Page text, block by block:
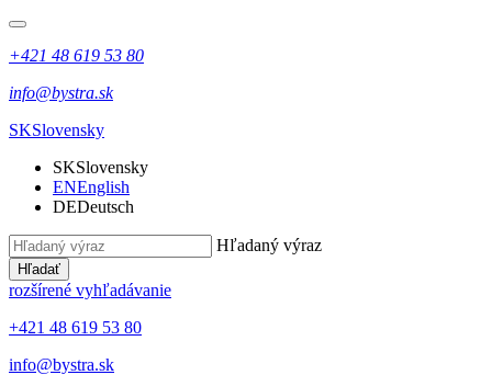
+421 48 619 53 80
info@bystra.sk
SKSlovensky
SKSlovensky
ENEnglish
DEDeutsch
Hľadaný výraz
Hľadať
rozšírené vyhľadávanie
+421 48 619 53 80
info@bystra.sk